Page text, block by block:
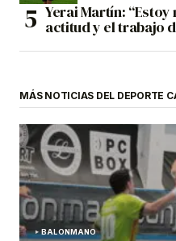
Yerai Martín:
actitud y el trabajo
MÁS NOTICIAS DEL DEPORTE
BALONMANO